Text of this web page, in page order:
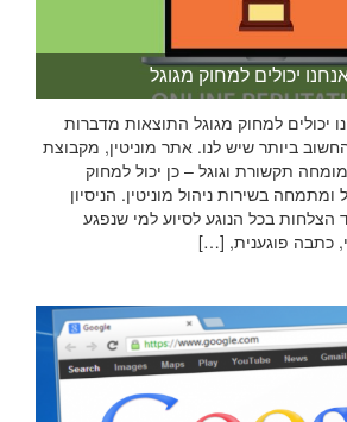
יכולים למחוק מגוגל
יכולים למחוק מגוגל התוצאות מדברות
ביותר שיש לנו. אתר מוניטין, מקבוצת
תקשורת וגוגל – כן יכול למחוק
בשירות ניהול מוניטין. הניסיון
בכל הנוגע לסיוע למי שנפגע
כתבה פוגענית, […]